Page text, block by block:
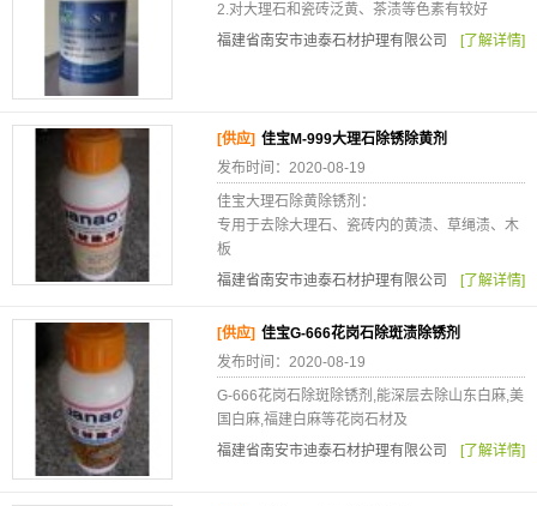
2.对大理石和瓷砖泛黄、茶渍等色素有较好
福建省南安市迪泰石材护理有限公司
[了解详情]
[供应] 佳宝M-999大理石除锈除黄剂
发布时间：2020-08-19
佳宝大理石除黄除锈剂：
专用于去除大理石、瓷砖内的黄渍、草绳渍、木
板
福建省南安市迪泰石材护理有限公司
[了解详情]
[供应] 佳宝G-666花岗石除斑渍除锈剂
发布时间：2020-08-19
G-666花岗石除斑除锈剂,能深层去除山东白麻,美
国白麻,福建白麻等花岗石材及
福建省南安市迪泰石材护理有限公司
[了解详情]